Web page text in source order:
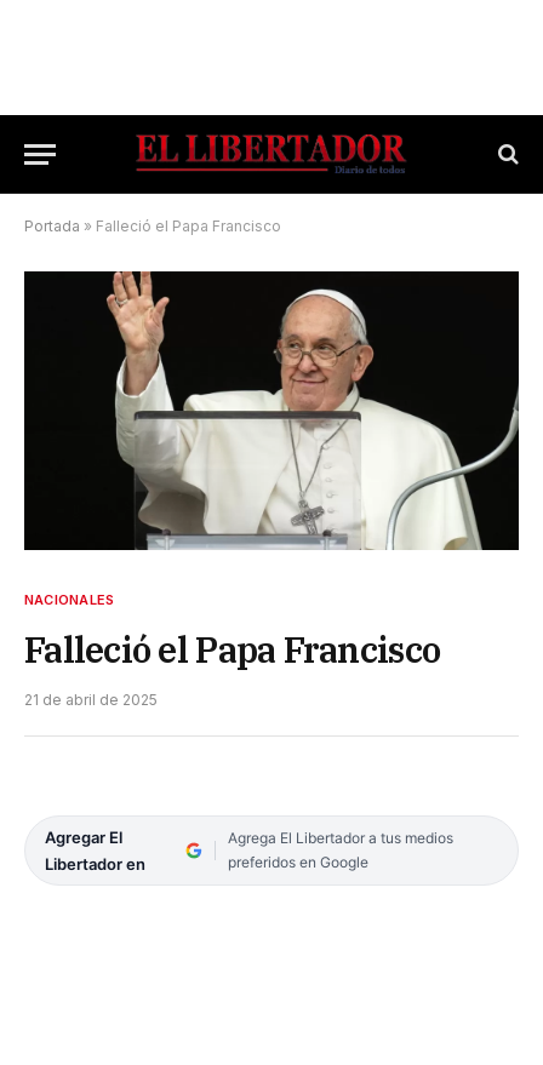
Portada » Falleció el Papa Francisco
NACIONALES
Falleció el Papa Francisco
21 de abril de 2025
Agregar El
Libertador en
Agrega El Libertador a tus medios
preferidos en Google